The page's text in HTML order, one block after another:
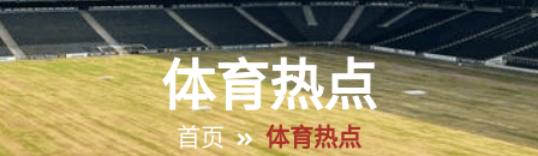
体育热点
首页 体育热点